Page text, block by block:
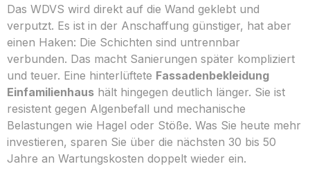
Das WDVS wird direkt auf die Wand geklebt und
verputzt. Es ist in der Anschaffung günstiger, hat aber
einen Haken: Die Schichten sind untrennbar
verbunden. Das macht Sanierungen später kompliziert
und teuer. Eine hinterlüftete Fassadenbekleidung
Einfamilienhaus hält hingegen deutlich länger. Sie ist
resistent gegen Algenbefall und mechanische
Belastungen wie Hagel oder Stöße. Was Sie heute mehr
investieren, sparen Sie über die nächsten 30 bis 50
Jahre an Wartungskosten doppelt wieder ein.